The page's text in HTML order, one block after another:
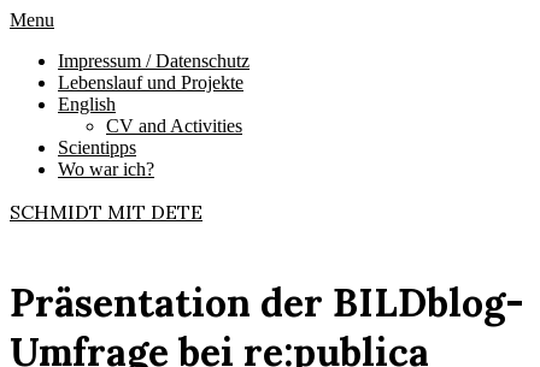
Skip
content
Primary
Menu
Menu
Impressum / Datenschutz
Lebenslauf und Projekte
English
CV and Activities
Scientipps
Wo war ich?
SCHMIDT MIT DETE
Präsentation der BILDblog-
Umfrage bei re:publica